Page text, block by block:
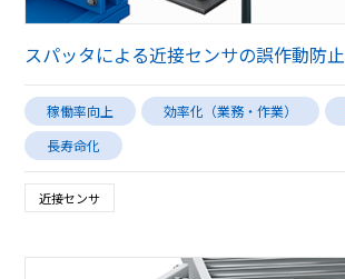
スパッタによる近接センサの誤作動防止
稼働率向上 効率化（業務・作業）
長寿命化
近接センサ